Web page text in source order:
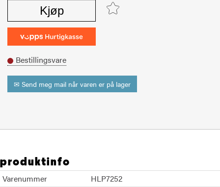
Kjøp
Bestillingsvare
✉ Send meg mail når varen er på lager
produktinfo
Varenummer
HLP7252